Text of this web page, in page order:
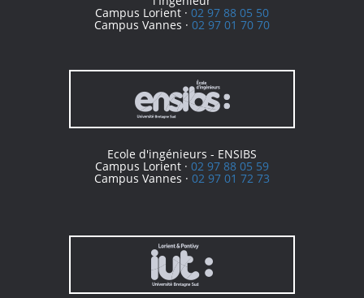
Campus Lorient · 02 97 88 05 50
Campus Vannes · 02 97 01 70 70
Ecole d'ingénieurs - ENSIBS
Campus Lorient · 02 97 88 05 59
Campus Vannes · 02 97 01 72 73